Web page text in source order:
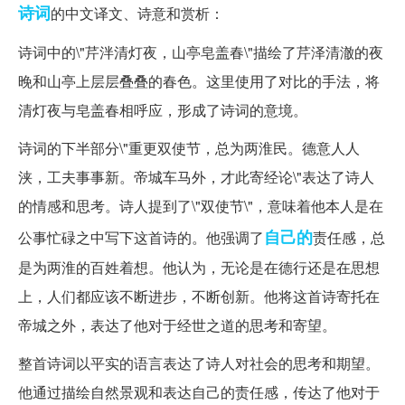
诗词的中文译文、诗意和赏析：
诗词中的\"芹泮清灯夜，山亭皂盖春\"描绘了芹泽清澈的夜
晚和山亭上层层叠叠的春色。这里使用了对比的手法，将
清灯夜与皂盖春相呼应，形成了诗词的意境。
诗词的下半部分\"重更双使节，总为两淮民。德意人人
浃，工夫事事新。帝城车马外，才此寄经论\"表达了诗人
的情感和思考。诗人提到了\"双使节\"，意味着他本人是在
公事忙碌之中写下这首诗的。他强调了自己的责任感，总
是为两淮的百姓着想。他认为，无论是在德行还是在思想
上，人们都应该不断进步，不断创新。他将这首诗寄托在
帝城之外，表达了他对于经世之道的思考和寄望。
整首诗词以平实的语言表达了诗人对社会的思考和期望。
他通过描绘自然景观和表达自己的责任感，传达了他对于